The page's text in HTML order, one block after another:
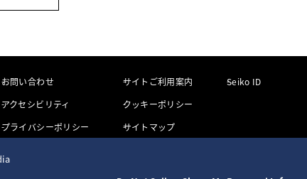
お問い合わせ
アクセシビリティ
プライバシーポリシー
サイトご利用案内
クッキーポリシー
サイトマップ
Seiko ID